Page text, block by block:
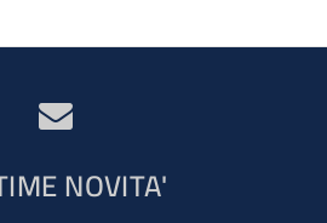
NOVITA'